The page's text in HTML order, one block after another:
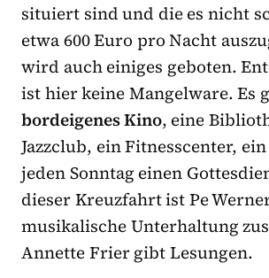
situiert sind und die es nicht
etwa 600 Euro pro Nacht
wird auch einiges geboten.
ist hier keine Mangelware. Es
bordeigenes Kino, eine
Jazzclub, ein Fitnesscenter,
jeden Sonntag einen
dieser Kreuzfahrt ist Pe
musikalische Unterhaltung
Annette Frier gibt Lesungen.